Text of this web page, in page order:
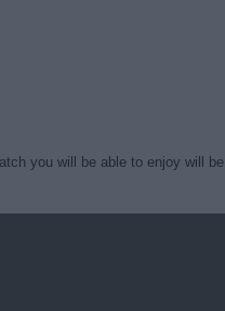
you will be able to enjoy will be